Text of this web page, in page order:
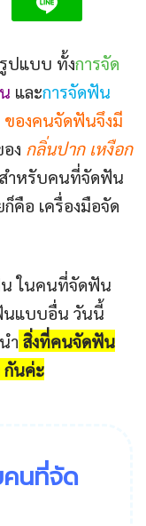
ปแบบ ทั้งการจัด
และการจัดฟัน
องคนจัดฟันจึงมี
ง กลิ่นปาก เหงือก
ำหรับคนที่จัดฟัน
คือ เครื่องมือจัด
น ในคนที่จัดฟัน
นแบบอื่น วันนี้
ำ สิ่งที่คนจัดฟัน
กันค่ะ
นที่จัด